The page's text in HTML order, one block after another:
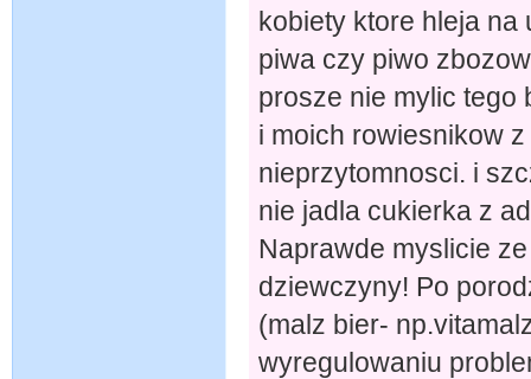
kobiety ktore hleja na
piwa czy piwo
prosze nie mylic tego
i moich rowiesnikow
nieprzytomnosci. i
nie jadla cukierka z
Naprawde myslicie
dziewczyny! Po
(malz bier-
wyregulowaniu